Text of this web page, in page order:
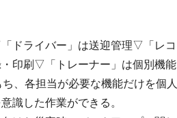
ドライバー」は送迎管理▽「レコ
印刷▽「トレーナー」は個別機能
、各担当が必要な機能だけを個人
識した作業ができる。